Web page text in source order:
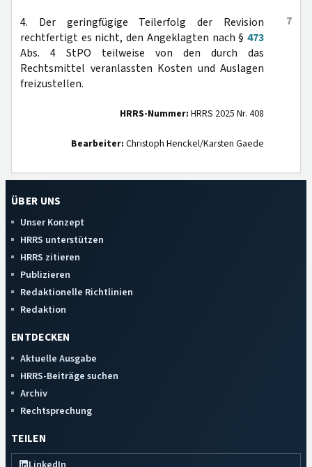
7
4. Der geringfügige Teilerfolg der Revision
rechtfertigt es nicht, den Angeklagten nach § 473
Abs. 4 StPO teilweise von den durch das
Rechtsmittel veranlassten Kosten und Auslagen
freizustellen.
HRRS-Nummer: HRRS 2025 Nr. 408
Bearbeiter: Christoph Henckel/Karsten Gaede
ÜBER UNS
Unser Konzept
HRRS unterstützen
HRRS zitieren
Publizieren
Redaktionelle Richtlinien
Redaktion
ENTDECKEN
Aktuelle Ausgabe
HRRS-Beiträge suchen
Archiv
Rechtsprechung
TEILEN